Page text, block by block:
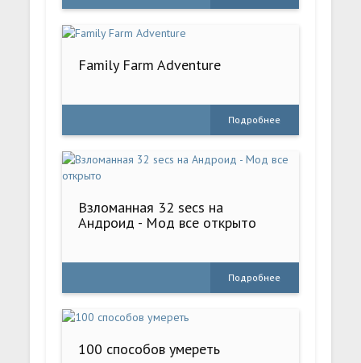
Family Farm Adventure
Подробнее
Взломанная 32 secs на
Андроид - Мод все открыто
Подробнее
100 способов умереть